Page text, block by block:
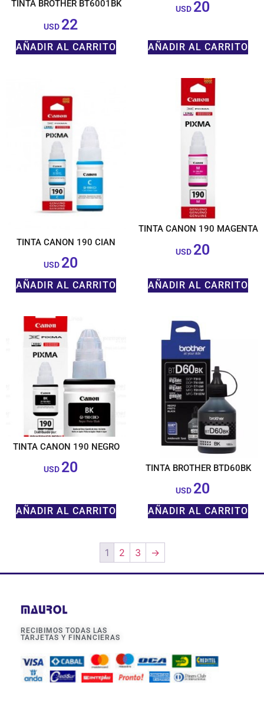
TINTA BROTHER BT6001BK
USD 22$
AÑADIR AL CARRITO
USD 20
AÑADIR AL CARRITO
TINTA CANON 190 CIAN
USD 20
AÑADIR AL CARRITO
TINTA CANON 190 MAGENTA
USD 20
AÑADIR AL CARRITO
TINTA CANON 190 NEGRO
USD 20
AÑADIR AL CARRITO
TINTA BROTHER BTD60BK
USD 20
AÑADIR AL CARRITO
1 2 3 →
RECIBIMOS TODAS LAS
TARJETAS Y FINANCIERAS